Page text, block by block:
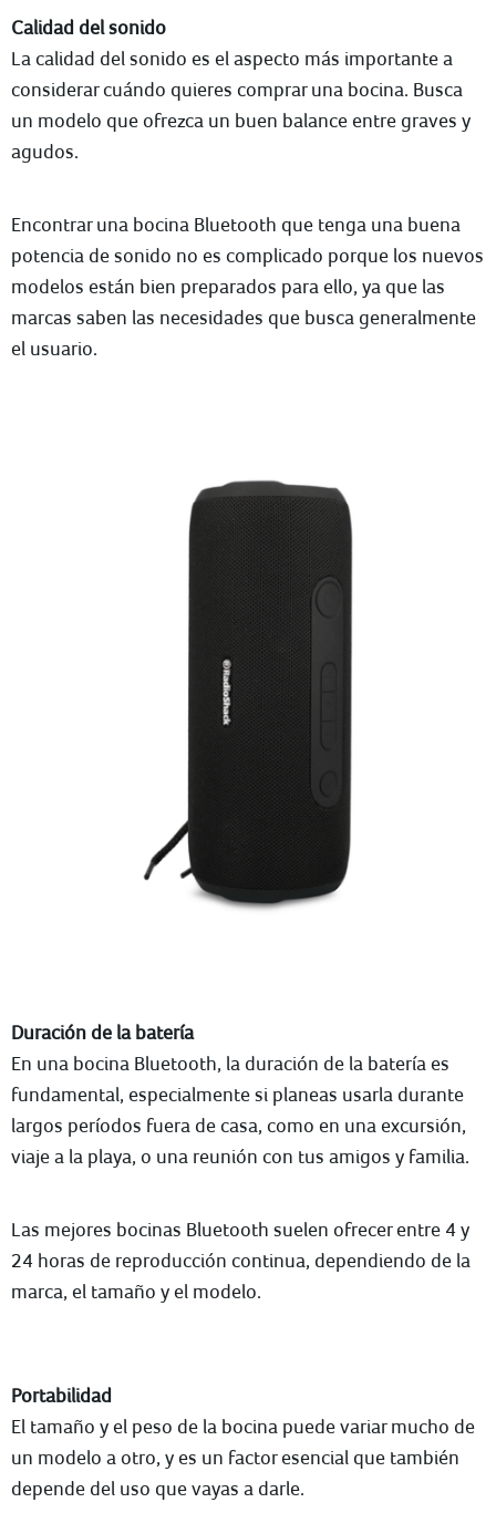
Calidad del sonido
La calidad del sonido es el aspecto más importante a
considerar cuándo quieres comprar una bocina. Busca
un modelo que ofrezca un buen balance entre graves y
agudos.
Encontrar una bocina Bluetooth que tenga una buena
potencia de sonido no es complicado porque los nuevos
modelos están bien preparados para ello, ya que las
marcas saben las necesidades que busca generalmente
el usuario.
Duración de la batería
En una bocina Bluetooth, la duración de la batería es
fundamental, especialmente si planeas usarla durante
largos períodos fuera de casa, como en una excursión,
viaje a la playa, o una reunión con tus amigos y familia.
Las mejores bocinas Bluetooth suelen ofrecer entre 4 y
24 horas de reproducción continua, dependiendo de la
marca, el tamaño y el modelo.
Portabilidad
El tamaño y el peso de la bocina puede variar mucho de
un modelo a otro, y es un factor esencial que también
depende del uso que vayas a darle.